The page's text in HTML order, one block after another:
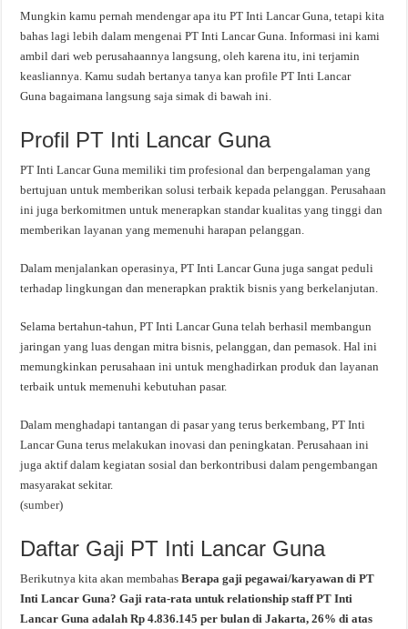
Mungkin kamu pernah mendengar apa itu PT Inti Lancar Guna, tetapi kita
bahas lagi lebih dalam mengenai PT Inti Lancar Guna. Informasi ini kami
ambil dari web perusahaannya langsung, oleh karena itu, ini terjamin
keasliannya. Kamu sudah bertanya tanya kan profile PT Inti Lancar
Guna bagaimana langsung saja simak di bawah ini.
Profil PT Inti Lancar Guna
PT Inti Lancar Guna memiliki tim profesional dan berpengalaman yang
bertujuan untuk memberikan solusi terbaik kepada pelanggan. Perusahaan
ini juga berkomitmen untuk menerapkan standar kualitas yang tinggi dan
memberikan layanan yang memenuhi harapan pelanggan.
Dalam menjalankan operasinya, PT Inti Lancar Guna juga sangat peduli
terhadap lingkungan dan menerapkan praktik bisnis yang berkelanjutan.
Selama bertahun-tahun, PT Inti Lancar Guna telah berhasil membangun
jaringan yang luas dengan mitra bisnis, pelanggan, dan pemasok. Hal ini
memungkinkan perusahaan ini untuk menghadirkan produk dan layanan
terbaik untuk memenuhi kebutuhan pasar.
Dalam menghadapi tantangan di pasar yang terus berkembang, PT Inti
Lancar Guna terus melakukan inovasi dan peningkatan. Perusahaan ini
juga aktif dalam kegiatan sosial dan berkontribusi dalam pengembangan
masyarakat sekitar.
(sumber)
Daftar Gaji PT Inti Lancar Guna
Berikutnya kita akan membahasBerapa gaji pegawai/karyawan di PT
Inti Lancar Guna? Gaji rata-rata untuk relationship staff PT Inti
Lancar Guna adalah Rp 4.836.145 per bulan di Jakarta, 26% di atas